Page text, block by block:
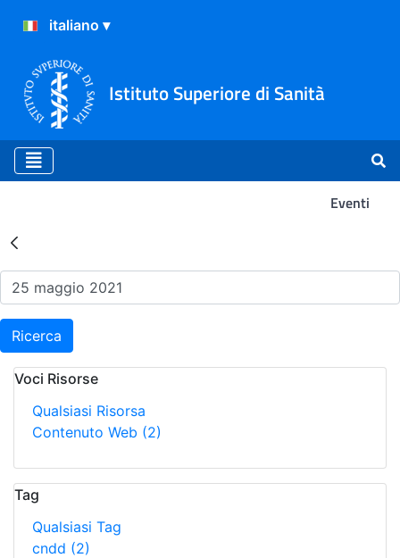
Istituto Superiore di Sanità
Eventi
Risultati della Ricerca -
Ricerca
Voci Risorse
Qualsiasi Risorsa
Contenuto Web (2)
Tag
Qualsiasi Tag
cndd (2)